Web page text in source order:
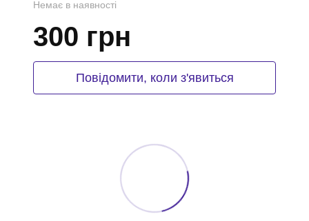
Немає в наявності
300 грн
Повідомити, коли з'явиться